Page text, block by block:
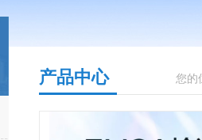
您的
产品中心